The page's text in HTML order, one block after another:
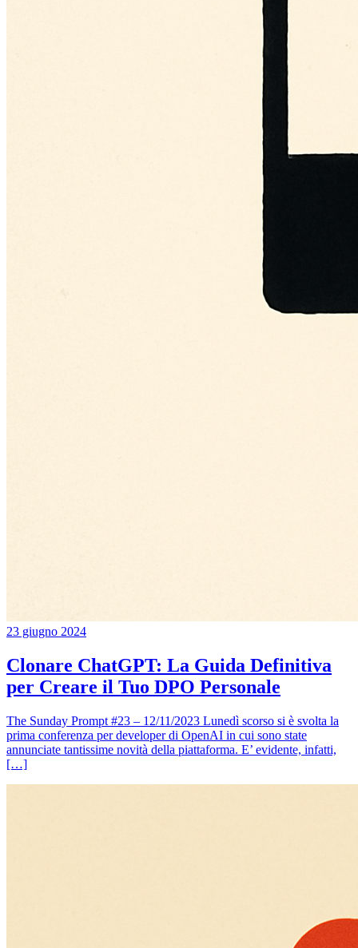
23 giugno 2024
Clonare ChatGPT: La Guida Definitiva
per Creare il Tuo DPO Personale
The Sunday Prompt #23 – 12/11/2023 Lunedì scorso si è svolta la
prima conferenza per developer di OpenAI in cui sono state
annunciate tantissime novità della piattaforma. E’ evidente, infatti,
[…]